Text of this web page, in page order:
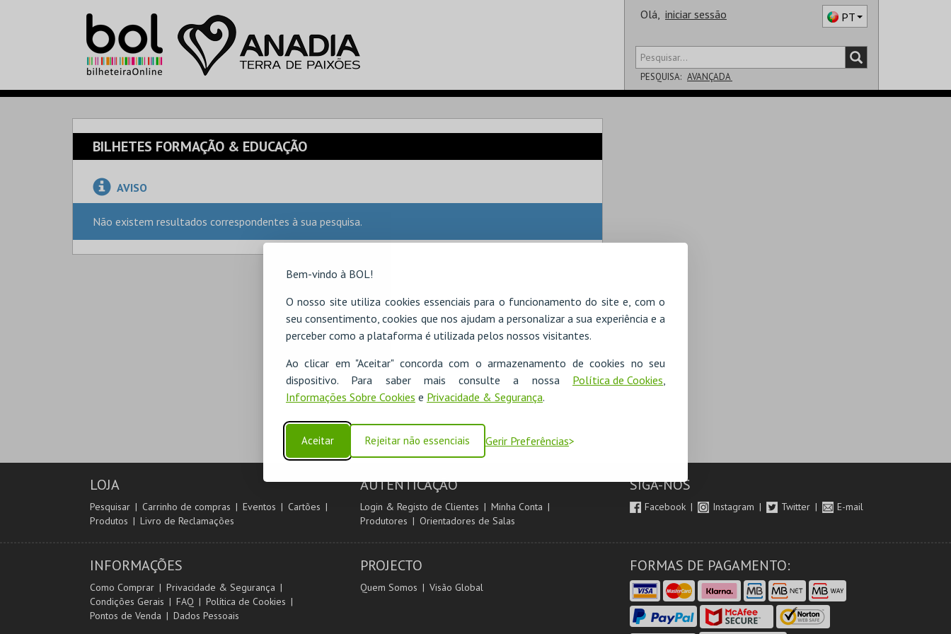
Bem-vindo à BOL!
O nosso site utiliza cookies essenciais para o funcionamento do site e, com o
seu consentimento, cookies que nos ajudam a personalizar a sua experiência e a
perceber como a plataforma é utilizada pelos nossos visitantes.
Ao clicar em "Aceitar" concorda com o armazenamento de cookies no seu
dispositivo. Para saber mais consulte a nossa Política de Cookies,
Informações Sobre Cookies e Privacidade & Segurança.
Aceitar Rejeitar não essenciais Gerir Preferências
Olá, iniciar sessão PT
PESQUISA: AVANÇADA
BILHETES FORMAÇÃO & EDUCAÇÃO
AVISO
Não existem resultados correspondentes à sua pesquisa.
LOJA
Pesquisar Carrinho de compras Eventos
Cartões
Produtos
Livro de Reclamações
AUTENTICAÇÃO
Login & Registo de Clientes
Minha Conta
Produtores
Orientadores de Salas
SIGA-NOS
Facebook Instagram Twitter E-mail
INFORMAÇÕES
Como Comprar
Privacidade & Segurança
Condições Gerais
FAQ
Política de Cookies
Pontos de Venda
Dados Pessoais
PROJECTO
Quem Somos Visão Global
FORMAS DE PAGAMENTO: